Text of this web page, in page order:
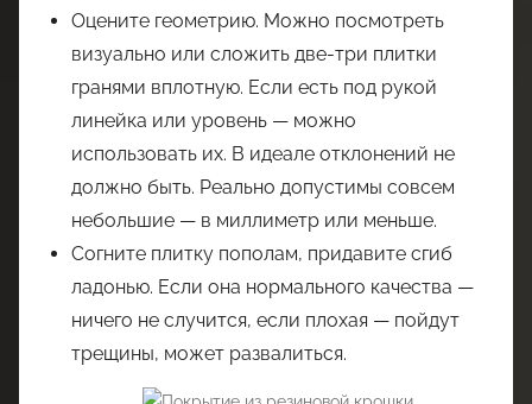
Оцените геометрию. Можно посмотреть
визуально или сложить две-три плитки
гранями вплотную. Если есть под рукой
линейка или уровень — можно
использовать их. В идеале отклонений не
должно быть. Реально допустимы совсем
небольшие — в миллиметр или меньше.
Согните плитку пополам, придавите сгиб
ладонью. Если она нормального качества —
ничего не случится, если плохая — пойдут
трещины, может развалиться.